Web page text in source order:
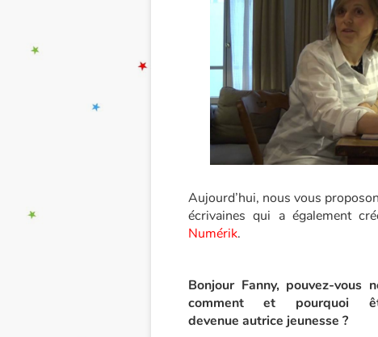
Aujourd’hui, nous vous
écrivaines qui a également
Numérik.
Bonjour Fanny, pouvez-vous
comment et pourquoi
devenue autrice jeunesse ?